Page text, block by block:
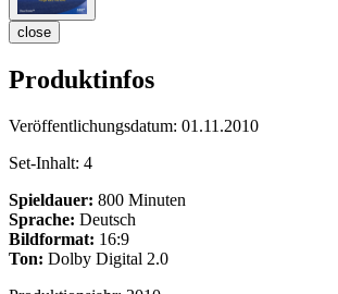
close
Produktinfos
Veröffentlichungsdatum: 01.11.2010
Set-Inhalt: 4
Spieldauer: 800 Minuten
Sprache: Deutsch
Bildformat: 16:9
Ton: Dolby Digital 2.0